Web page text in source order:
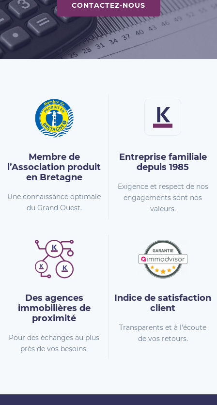
CONTACTEZ-NOUS
Membre de
l’Association produit
en Bretagne
Une connaissance optimale
du Grand Ouest.
Entreprise familiale
depuis 1985
Exigence et respect de nos
engagements sont nos
valeurs.
Des agences
immobilières de
proximité
Pour des échanges au plus
près de vos besoins.
Indice de satisfaction
client
Transparents et à l'écoute
de vos retours.